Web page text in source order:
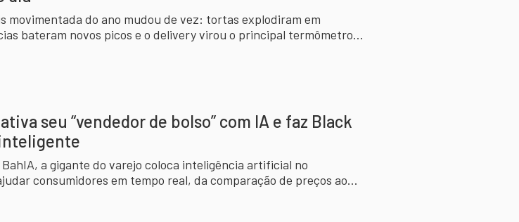
movimentada do ano mudou de vez: tortas explodiram em
bateram novos picos e o delivery virou o principal termômetro
seu “vendedor de bolso” com IA e faz Black
BahIA, a gigante do varejo coloca inteligência artificial no
consumidores em tempo real, da comparação de preços ao